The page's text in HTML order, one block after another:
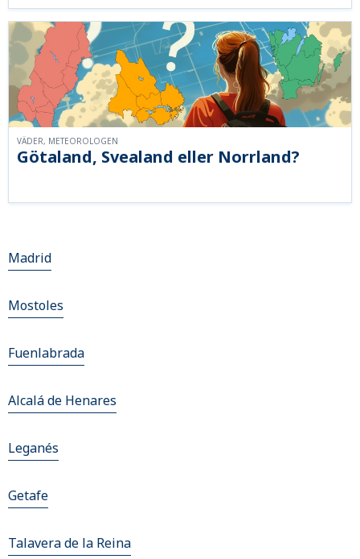
Götaland, Svealand eller Norrland?
VÄDER, METEOROLOGEN
Madrid
Mostoles
Fuenlabrada
Alcalá de Henares
Leganés
Getafe
Talavera de la Reina